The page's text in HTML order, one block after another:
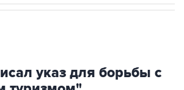
указ для борьбы с